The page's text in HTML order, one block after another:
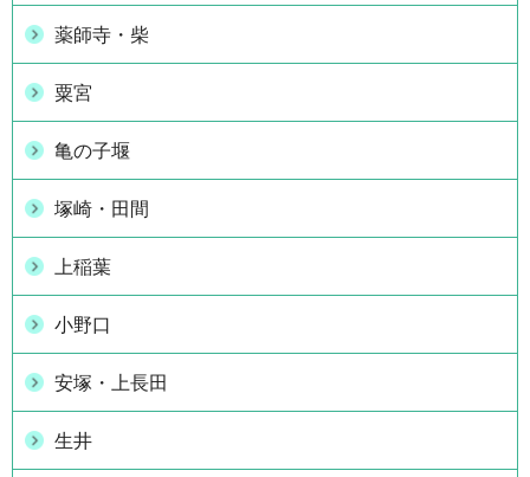
薬師寺・柴
粟宮
亀の子堰
塚崎・田間
上稲葉
小野口
安塚・上長田
生井